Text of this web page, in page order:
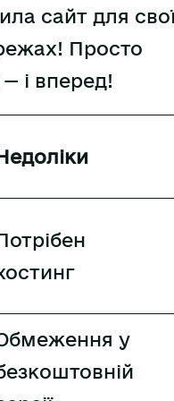
сайт для
Просто
і вперед!
у